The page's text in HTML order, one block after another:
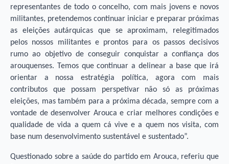
representantes de todo o concelho, com mais jovens e novos
militantes, pretendemos continuar iniciar e preparar próximas
as eleições autárquicas que se aproximam, relegitimados
pelos nossos militantes e prontos para os passos decisivos
rumo ao objetivo de conseguir conquistar a confiança dos
arouquenses. Temos que continuar a delinear a base que irá
orientar a nossa estratégia política, agora com mais
contributos que possam perspetivar não só as próximas
eleições, mas também para a próxima década, sempre com a
vontade de desenvolver Arouca e criar melhores condições e
qualidade de vida a quem cá vive e a quem nos visita, com
base num desenvolvimento sustentável e sustentado”.
Questionado sobre a saúde do partido em Arouca, referiu que